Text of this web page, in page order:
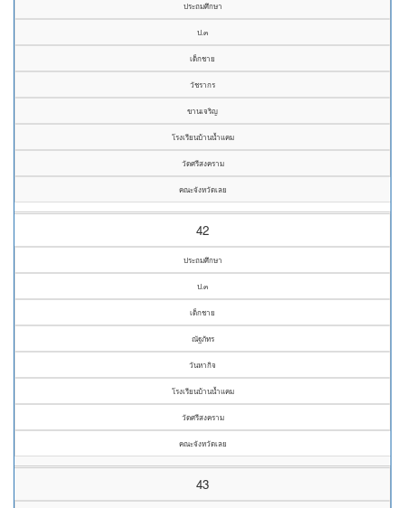
ประถมศึกษา
ป.๓
เด็กชาย
วัชรากร
ขานเจริญ
โรงเรียนบ้านน้ำแคม
วัดศรีสงคราม
คณะจังหวัดเลย
42
ประถมศึกษา
ป.๓
เด็กชาย
ณัฐภัทร
วันหากิจ
โรงเรียนบ้านน้ำแคม
วัดศรีสงคราม
คณะจังหวัดเลย
43